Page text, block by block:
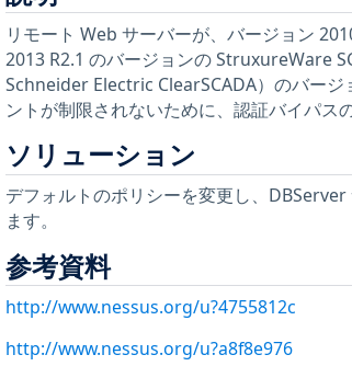
リモート Web サーバーが、バージョン
2013 R2.1 のバージョンの StruxureWare
Schneider Electric ClearSCADA）のバー
ントが制限されないために、認証バイパス
ソリューション
デフォルトのポリシーを変更し、
ます。
参考資料
http://www.nessus.org/u?4755812c
http://www.nessus.org/u?a8f8e976